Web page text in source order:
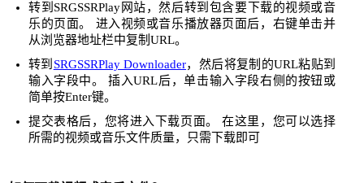
转到SRGSSRPlay网站，然后转到包含要下载的视频或音
乐的页面。 进入视频或音乐播放器页面后，右键单击并
从浏览器地址栏中复制URL。
转到 SRGSSRPlay Downloader，然后将复制的URL粘贴到
输入字段中。 插入URL后，单击输入字段右侧的按钮或
简单按Enter键。
提交表格后，您将进入下载页面。 在这里，您可以选择
所需的视频或音乐文件质量，只需下载即可